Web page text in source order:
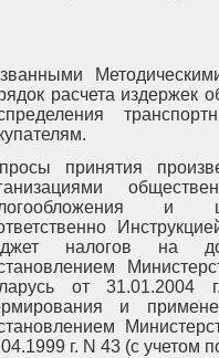
расчета издержек
принятия
и
налогов на
от
и
г. N 43 (с учетом